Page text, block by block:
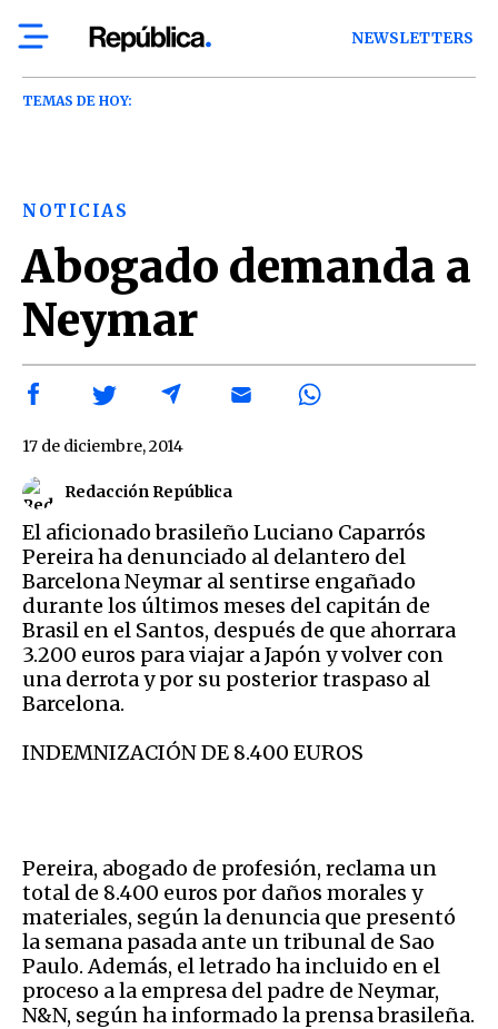
NEWSLETTERS
TEMAS DE HOY:
NOTICIAS
Abogado demanda a
Neymar
Redacción República
17 de diciembre, 2014
El aficionado brasileño Luciano Caparrós
Pereira ha denunciado al delantero del
Barcelona Neymar al sentirse engañado
durante los últimos meses del capitán de
Brasil en el Santos, después de que ahorrara
3.200 euros para viajar a Japón y volver con
una derrota y por su posterior traspaso al
Barcelona.
INDEMNIZACIÓN DE 8.400 EUROS
Pereira, abogado de profesión, reclama un
total de 8.400 euros por daños morales y
materiales, según la denuncia que presentó
la semana pasada ante un tribunal de Sao
Paulo. Además, el letrado ha incluido en el
proceso a la empresa del padre de Neymar,
N&N, según ha informado la prensa brasileña.